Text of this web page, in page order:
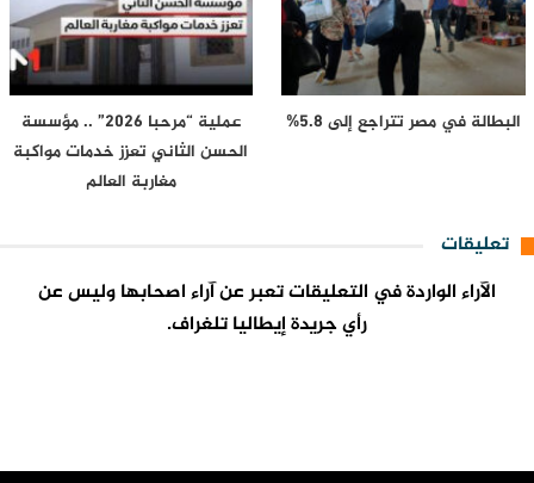
البطالة في مصر تتراجع إلى 5.8%
عملية “مرحبا 2026” .. مؤسسة
الحسن الثاني تعزز خدمات مواكبة
مغاربة العالم
تعليقات
الآراء الواردة في التعليقات تعبر عن آراء اصحابها وليس عن
رأي جريدة إيطاليا تلغراف.